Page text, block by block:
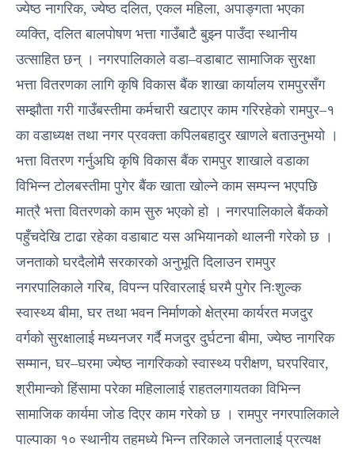
ज्येष्ठ नागरिक, ज्येष्ठ दलित, एकल महिला, अपाङ्गता भएका
व्यक्ति, दलित बालपोषण भत्ता गाउँबाटै बुझ्न पाउँदा स्थानीय
उत्साहित छन् । नगरपालिकाले वडा–वडाबाट सामाजिक सुरक्षा
भत्ता वितरणका लागि कृषि विकास बैंक शाखा कार्यालय रामपुरसँग
सम्झौता गरी गाउँबस्तीमा कर्मचारी खटाएर काम गरिरहेको रामपुर–१
का वडाध्यक्ष तथा नगर प्रवक्ता कपिलबहादुर खाणले बताउनुभयो ।
भत्ता वितरण गर्नुअघि कृषि विकास बैंक रामपुर शाखाले वडाका
विभिन्न टोलबस्तीमा पुगेर बैंक खाता खोल्ने काम सम्पन्न भएपछि
मात्रै भत्ता वितरणको काम सुरु भएको हो । नगरपालिकाले बैंकको
पहुँचदेखि टाढा रहेका वडाबाट यस अभियानको थालनी गरेको छ ।
जनताको घरदैलोमै सरकारको अनुभूति दिलाउन रामपुर
नगरपालिकाले गरिब, विपन्न परिवारलाई घरमै पुगेर निःशुल्क
स्वास्थ्य बीमा, घर तथा भवन निर्माणको क्षेत्रमा कार्यरत मजदुर
वर्गको सुरक्षालाई मध्यनजर गर्दै मजदुर दुर्घटना बीमा, ज्येष्ठ नागरिक
सम्मान, घर–घरमा ज्येष्ठ नागरिकको स्वास्थ्य परीक्षण, घरपरिवार,
श्रीमान्को हिंसामा परेका महिलालाई राहतलगायतका विभिन्न
सामाजिक कार्यमा जोड दिएर काम गरेको छ । रामपुर नगरपालिकाले
पाल्पाका १० स्थानीय तहमध्ये भिन्न तरिकाले जनतालाई प्रत्यक्ष